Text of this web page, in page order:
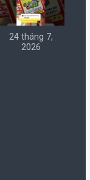
24 tháng 7,
2026